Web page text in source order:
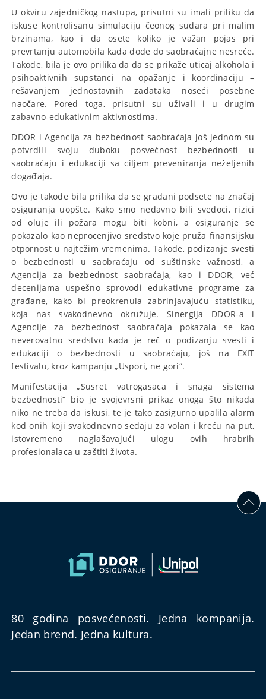
U okviru zajedničkog nastupa, prisutni su imali priliku da
iskuse kontrolisanu simulaciju čeonog sudara pri malim
brzinama, kao i da osete koliko je važan pojas pri
prevrtanju automobila kada dođe do saobraćajne nesreće.
Takođe, bila je ovo prilika da da se prikaže uticaj alkohola i
psihoaktivnih supstanci na opažanje i koordinaciju –
rešavanjem jednostavnih zadataka noseći posebne
naočare. Pored toga, prisutni su uživali i u drugim
zabavno-edukativnim aktivnostima.
DDOR i Agencija za bezbednost saobraćaja još jednom su
potvrdili svoju duboku posvećnost bezbednosti u
saobraćaju i edukaciji sa ciljem preveniranja neželjenih
događaja.
Ovo je takođe bila prilika da se građani podsete na značaj
osiguranja uopšte. Kako smo nedavno bili svedoci, rizici
od oluje ili požara mogu biti kobni, a osiguranje se
pokazalo kao neprocenjivo sredstvo koje pruža finansijsku
otpornost u najtežim vremenima. Takođe, podizanje svesti
o bezbednosti u saobraćaju od suštinske važnosti, a
Agencija za bezbednost saobraćaja, kao i DDOR, već
decenijama uspešno sprovodi edukativne programe za
građane, kako bi preokrenula zabrinjavajuću statistiku,
koja nas svakodnevno okružuje. Sinergija DDOR-a i
Agencije za bezbednost saobraćaja pokazala se kao
neverovatno sredstvo kada je reč o podizanju svesti i
edukaciji o bezbednosti u saobraćaju, još na EXIT
festivalu, kroz kampanju „Uspori, ne gori“.
Manifestacija „Susret vatrogasaca i snaga sistema
bezbednosti“ bio je svojevrsni prikaz onoga što nikada
niko ne treba da iskusi, te je tako zasigurno upalila alarm
kod onih koji svakodnevno sedaju za volan i kreću na put,
istovremeno naglašavajući ulogu ovih hrabrih
profesionalaca u zaštiti života.
80 godina posvećenosti. Jedna kompanija.
Jedan brend. Jedna kultura.